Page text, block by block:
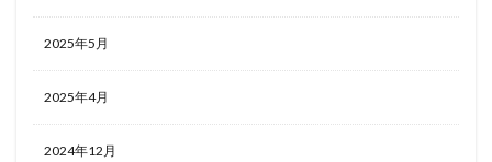
2025年5月
2025年4月
2024年12月